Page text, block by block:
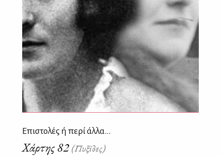
Επιστολές ή περί άλλα...
Χάρτης 82 (Πυξίδες)